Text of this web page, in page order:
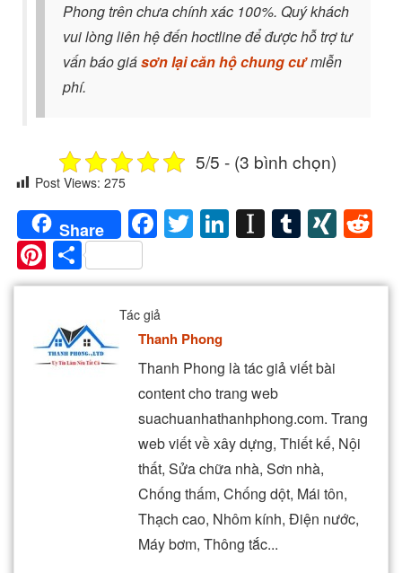
Phong trên chưa chính xác 100%. Quý khách
vui lòng liên hệ đến hoctline để được hỗ trợ tư
vấn báo giásơn lại căn hộ chung cưmiễn
phí.
5/5 - (3 bình chọn)
Post Views: 275
Share Facebook
Twitter
LinkedIn
Instapaper
Tumblr
Pinterest
Share
Tác giả
Thanh Phong
Thanh Phong là tác giả viết bài
content cho trang web
suachuanhathanhphong.com. Trang
web viết về xây dựng, Thiết kế, Nội
thất, Sửa chữa nhà, Sơn nhà,
Chống thấm, Chống dột, Mái tôn,
Thạch cao, Nhôm kính, Điện nước,
Máy bơm, Thông tắc...